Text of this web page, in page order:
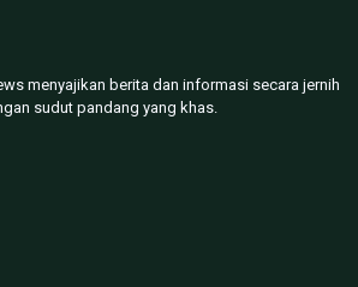
menyajikan berita dan informasi secara jernih
sudut pandang yang khas.